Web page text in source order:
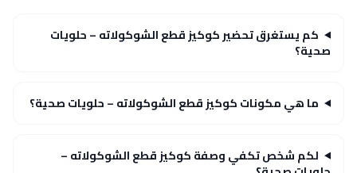
كم يستغرق تحضير كوكيز قطع الشوكولاته – حلويات
صحية؟
ما هي مكونات كوكيز قطع الشوكولاته – حلويات صحية؟
لكم شخص تكفي وصفة كوكيز قطع الشوكولاته –